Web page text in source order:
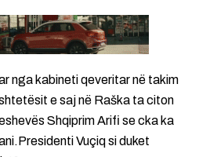
nga kabineti qeveritar në takim
e saj në Raška ta citon
Shqiprim Arifi se cka ka
Vuçiq si duket